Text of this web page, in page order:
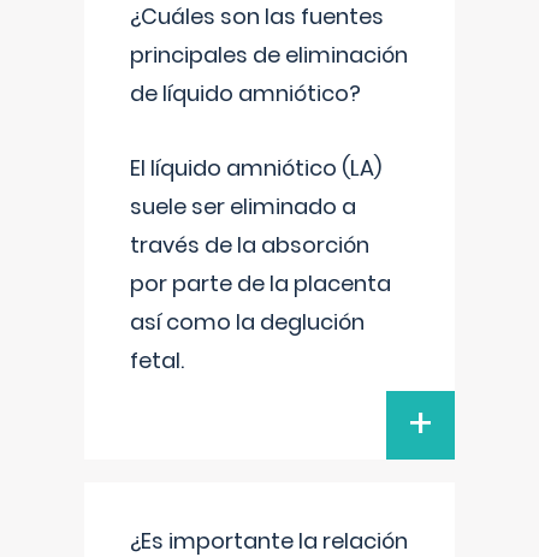
¿Cuáles son las fuentes
principales de eliminación
de líquido amniótico?
El líquido amniótico (LA)
suele ser eliminado a
través de la absorción
por parte de la placenta
así como la deglución
fetal.
+
¿Es importante la relación